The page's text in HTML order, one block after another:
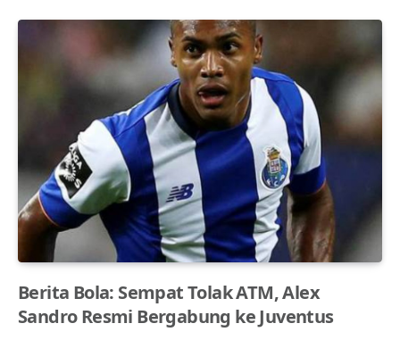
Berita Bola: Sempat Tolak ATM, Alex
Sandro Resmi Bergabung ke Juventus